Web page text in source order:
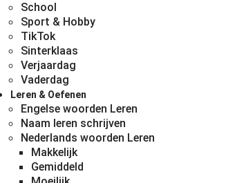
School
Sport & Hobby
TikTok
Sinterklaas
Verjaardag
Vaderdag
Leren & Oefenen
Engelse woorden Leren
Naam leren schrijven
Nederlands woorden Leren
Makkelijk
Gemiddeld